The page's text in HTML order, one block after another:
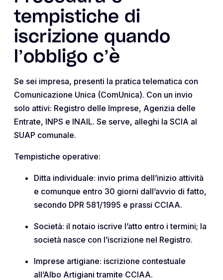
tempistiche di
iscrizione quando
l’obbligo c’è
Se sei impresa, presenti la pratica telematica con
Comunicazione Unica (ComUnica). Con un invio
solo attivi: Registro delle Imprese, Agenzia delle
Entrate, INPS e INAIL. Se serve, alleghi la SCIA al
SUAP comunale.
Tempistiche operative:
Ditta individuale: invio prima dell’inizio attività
e comunque entro 30 giorni dall’avvio di fatto,
secondo DPR 581/1995 e prassi CCIAA.
Società: il notaio iscrive l’atto entro i termini; la
società nasce con l’iscrizione nel Registro.
Imprese artigiane: iscrizione contestuale
all’Albo Artigiani tramite CCIAA.